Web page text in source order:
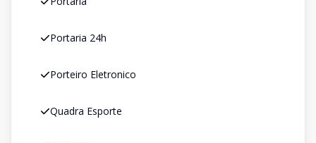
Portaria 24h
Porteiro Eletronico
Quadra Esporte